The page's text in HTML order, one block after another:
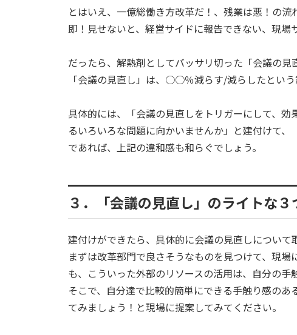
とはいえ、一億総働き方改革だ！、残業は悪！の
即！見せないと、経営サイドに報告できない、現場
だったら、解熱剤としてバッサリ切った「会議の見
「会議の見直し」は、○○％減らす/減らしたとい
具体的には、「会議の見直しをトリガーにして、
るいろいろな問題に向かいませんか」と建付けて、
であれば、上記の違和感も和らぐでしょう。
３．「会議の見直し」のライトな３
建付けができたら、具体的に会議の見直しについて
まずは改革部門で良さそうなものを見つけて、現
も、こういった外部のリソースの活用は、自分の手
そこで、自分達で比較的簡単にできる手触り感の
てみましょう！と現場に提案してみてください。